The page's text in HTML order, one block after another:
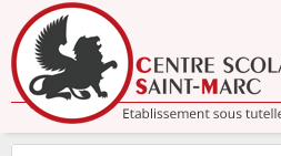
contenu.
|
Aller
à
la
navigation